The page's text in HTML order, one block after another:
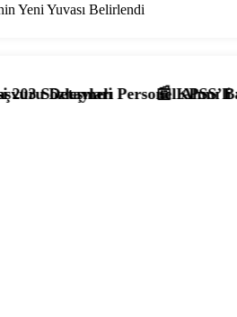
Yeni Yuvası Belirlendi
Başladı! İşte Kadrolar, Şartlar
ve KPSS’siz 4.397 Temizlik